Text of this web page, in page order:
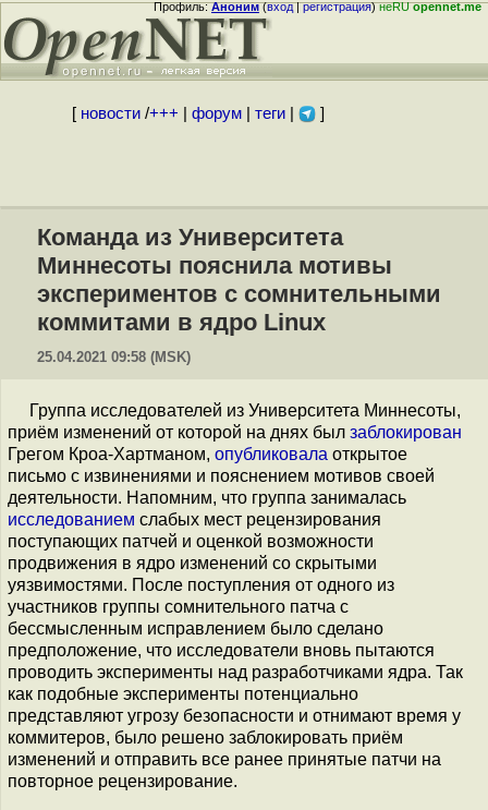
Профиль:Аноним(вход|регистрация)неRUopennet.me
[ новости/+++ форум| теги| ]
Команда из Университета
Миннесоты пояснила мотивы
экспериментов с сомнительными
коммитами в ядро Linux
25.04.2021 09:58 (MSK)
Группа исследователей из Университета Миннесоты,
приём изменений от которой на днях был заблокирован
Грегом Кроа-Хартманом, опубликовала открытое
письмо с извинениями и пояснением мотивов своей
деятельности. Напомним, что группа занималась
исследованием слабых мест рецензирования
поступающих патчей и оценкой возможности
продвижения в ядро изменений со скрытыми
уязвимостями. После поступления от одного из
участников группы сомнительного патча с
бессмысленным исправлением было сделано
предположение, что исследователи вновь пытаются
проводить эксперименты над разработчиками ядра. Так
как подобные эксперименты потенциально
представляют угрозу безопасности и отнимают время у
коммитеров, было решено заблокировать приём
изменений и отправить все ранее принятые патчи на
повторное рецензирование.